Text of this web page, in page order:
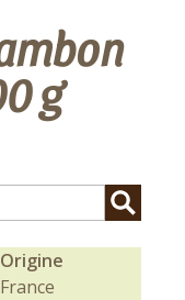
g
Origine
France